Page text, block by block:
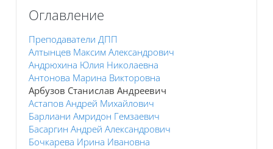
Оглавление
Преподаватели ДПП
Алтынцев Максим Александрович
Андрюхина Юлия Николаевна
Антонова Марина Викторовна
Арбузов Станислав Андреевич
Астапов Андрей Михайлович
Барлиани Амридон Гемзаевич
Басаргин Андрей Александрович
Бочкарева Ирина Ивановна